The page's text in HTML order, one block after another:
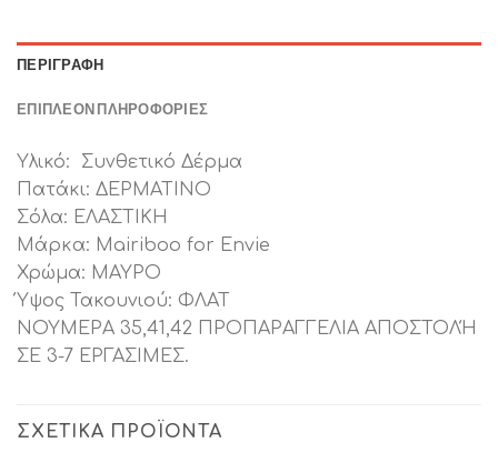
ΠΕΡΙΓΡΑΦΉ
ΕΠΙΠΛΈΟΝ ΠΛΗΡΟΦΟΡΊΕΣ
Υλικό: Συνθετικό Δέρμα
Πατάκι: ΔΕΡΜΑΤΙΝΟ
Σόλα: ΕΛΑΣΤΙΚΗ
Μάρκα: Mairiboo for Envie
Χρώμα: ΜΑΥΡΟ
Ύψος Τακουνιού: ΦΛΑΤ
ΝΟΥΜΕΡΑ 35,41,42 ΠΡΟΠΑΡΑΓΓΕΛΙΑ ΑΠΟΣΤΟΛΉ
ΣΕ 3-7 ΕΡΓΑΣΙΜΕΣ.
ΣΧΕΤΙΚΆ ΠΡΟΪΌΝΤΑ